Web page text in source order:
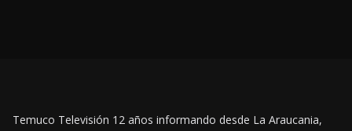
Temuco Televisión 12 años informando desde La Araucania,